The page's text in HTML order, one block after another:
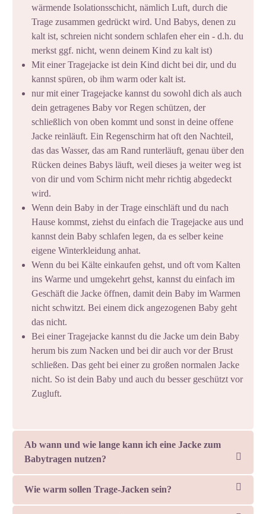
wärmende Isolationsschicht, nämlich Luft, durch die
Trage zusammen gedrückt wird. Und Babys, denen zu
kalt ist, schreien nicht sondern schlafen eher ein - d.h. du
merkst ggf. nicht, wenn deinem Kind zu kalt ist)
Mit einer Tragejacke ist dein Kind dicht bei dir, und du
kannst spüren, ob ihm warm oder kalt ist.
nur mit einer Tragejacke kannst du sowohl dich als auch
dein getragenes Baby vor Regen schützen, der
schließlich von oben kommt und sonst in deine offene
Jacke reinläuft. Ein Regenschirm hat oft den Nachteil,
das das Wasser, das am Rand runterläuft, genau über den
Rücken deines Babys läuft, weil dieses ja weiter weg ist
von dir und vom Schirm nicht mehr richtig abgedeckt
wird.
Wenn dein Baby in der Trage einschläft und du nach
Hause kommst, ziehst du einfach die Tragejacke aus und
kannst dein Baby schlafen legen, da es selber keine
eigene Winterkleidung anhat.
Wenn du bei Kälte einkaufen gehst, und oft vom Kalten
ins Warme und umgekehrt gehst, kannst du einfach im
Geschäft die Jacke öffnen, damit dein Baby im Warmen
nicht schwitzt. Bei einem dick angezogenen Baby geht
das nicht.
Bei einer Tragejacke kannst du die Jacke um dein Baby
herum bis zum Nacken und bei dir auch vor der Brust
schließen. Das geht bei einer zu großen normalen Jacke
nicht. So ist dein Baby und auch du besser geschützt vor
Zugluft.
Ab wann und wie lange kann ich eine Jacke zum
Babytragen nutzen?
Wie warm sollen Trage-Jacken sein?